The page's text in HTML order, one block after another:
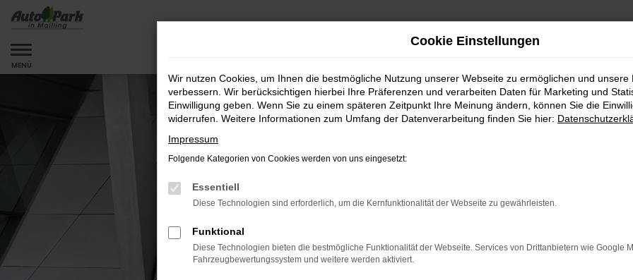
Zum
springen
MENÜ
Cookie Einstellungen
Wir nutzen Cookies, um Ihnen die bestmögliche Nutzung unserer Webseite zu ermöglichen und
verbessern. Wir berücksichtigen hierbei Ihre Präferenzen und verarbeiten Daten für Marketing und
Einwilligung geben. Wenn Sie zu einem späteren Zeitpunkt Ihre Meinung ändern, können Sie die
widerrufen. Weitere Informationen zum Umfang der Datenverarbeitung finden Sie hier:
Impressum
Folgende Kategorien von Cookies werden von uns eingesetzt:
Essentiell
Diese Technologien sind erforderlich, um die Kernfunktionalität der Webseite zu gewährleisten.
Funktional
Diese Technologien bieten die bestmögliche Funktionalität der Webseite. Services von Drittanbietern wie Google
Fahrzeugbewertungssystem und weitere werden aktiviert.